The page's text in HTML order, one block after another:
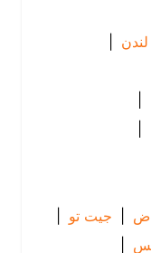
|
جيت تو |